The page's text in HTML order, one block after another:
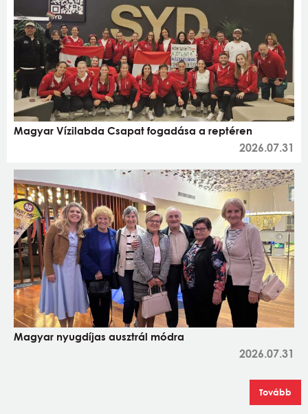
Magyar Vízilabda Csapat fogadása a reptéren
2026.07.31
Magyar nyugdíjas ausztrál módra
2026.07.31
Tovább